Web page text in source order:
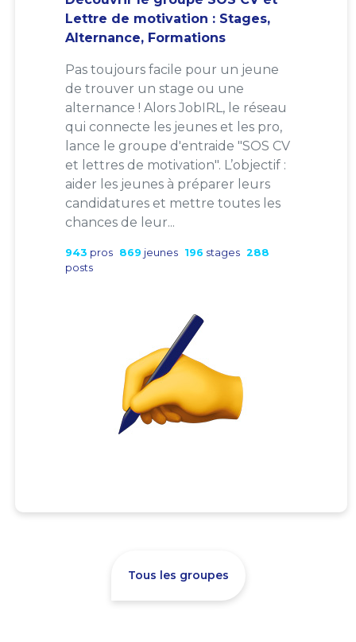
Lettre de motivation : Stages,
Alternance, Formations
Pas toujours facile pour un jeune
de trouver un stage ou une
alternance ! Alors JobIRL, le réseau
qui connecte les jeunes et les pro,
lance le groupe d'entraide "SOS CV
et lettres de motivation". L’objectif :
aider les jeunes à préparer leurs
candidatures et mettre toutes les
chances de leur...
943 pros 869 jeunes 196 stages 288
posts
Tous les groupes